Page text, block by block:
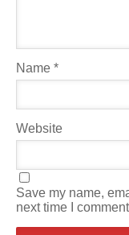
Name *
Website
Save my name,
next time I